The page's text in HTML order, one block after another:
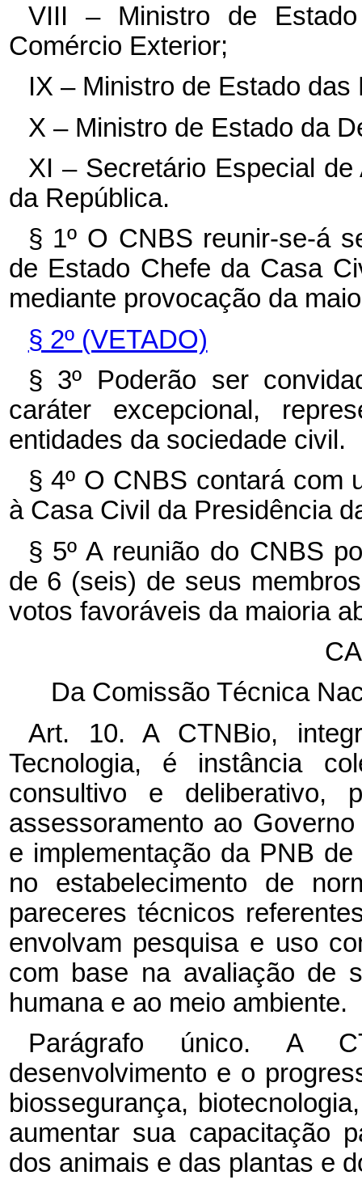
VIII – Ministro de
Comércio Exterior;
IX – Ministro de Estado
X – Ministro de Estado da
XI – Secretário Especial
da República.
§ 1º O CNBS reunir-se-á
de Estado Chefe da Casa
mediante provocação da
§ 2º (VETADO)
§ 3º Poderão ser
caráter excepcional,
entidades da sociedade civil.
§ 4º O CNBS contará com
à Casa Civil da Presidência
§ 5º A reunião do CNBS
de 6 (seis) de seus
votos favoráveis da maioria
Da Comissão Técnica
Art. 10. A CTNBio,
Tecnologia, é instância
consultivo e deliberativo,
assessoramento ao
e implementação da PNB
no estabelecimento de
pareceres técnicos
envolvam pesquisa e uso
com base na avaliação de
humana e ao meio ambiente.
Parágrafo único. A
desenvolvimento e o
biossegurança,
aumentar sua capacitação
dos animais e das plantas e